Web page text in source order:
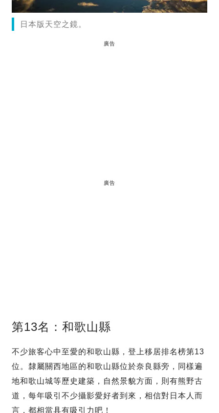
日本版天空之鏡。
廣告
廣告
第13名：和歌山縣
不少旅客心中至愛的和歌山縣，登上移居排名榜第13
位。隸屬關西地區的和歌山縣位於奈良縣旁，同樣遍
地和歌山城等歷史建築，自然景貌方面，則有熊野古
道，每年吸引不少攝影愛好者到來，相信對日本人而
言，都相當具有吸引力吧！